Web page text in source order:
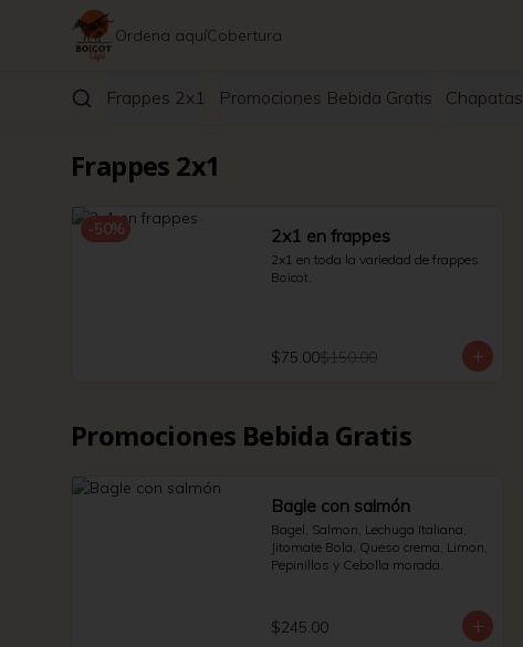
Ordena aquíCobertura
Frappes 2x1 Promociones Bebida Gratis Chapatas
Frappes 2x1
-50% 2x1 en frappes
2x1 en toda la variedad de frappes
Boicot.
$75.00$150.00
Promociones Bebida Gratis
Bagle con salmón
Bagel, Salmon, Lechuga Italiana,
Jitomate Bola, Queso crema, Limon,
Pepinillos y Cebolla morada.
$245.00